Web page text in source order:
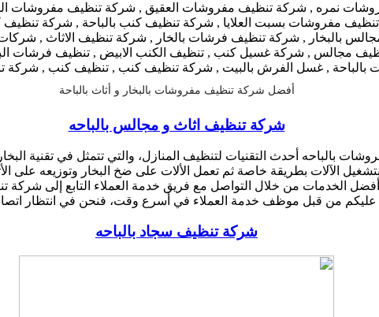
أفضل شركة تنظيف مفروشات بالبخار و أثاث بالباحة
شركة تنظيف اثاث و مجالس بالباحه
بالباحه أحدث التقنيات لتنظيف المنازل، والتي تتمثل في تقنية
الآلات بطريقة خاصة ثم تعمل الألات على ضخ البخار وتوزيعه على
الخدمات من خلال التواصل مع فريق خدمة العملاء التابع إلى
عليكم من قبل موظف خدمة العملاء في أسرع وقت، فنحن في انتظار
شركة تنظيف سجاد بالباحه